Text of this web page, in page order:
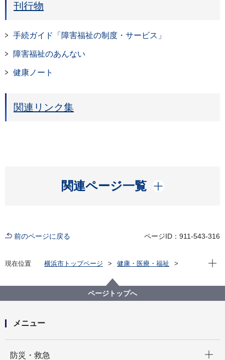
刊行物
手続ガイド「障害福祉の制度・サービス」
障害福祉のあんない
健康ノート
関連リンク集
関連ページ一覧
開く
前のページに戻る ページID：911-543-316
現在位置 横浜市トップページ
健康・医療・福祉
現在
ページトップへ
メニュー
防災・救急